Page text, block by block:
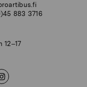
883 3716
12–17